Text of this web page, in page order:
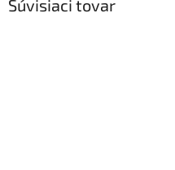
Súvisiaci tovar